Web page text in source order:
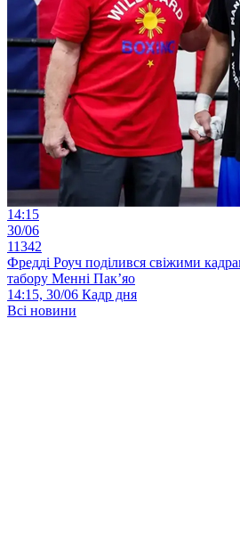
14:15
30/06
11342
Фредді Роуч поділився свіжими
табору Менні Пак’яо
14:15, 30/06 Кадр дня
Всі новини